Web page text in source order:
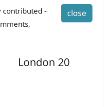
close
contributed -
London 20